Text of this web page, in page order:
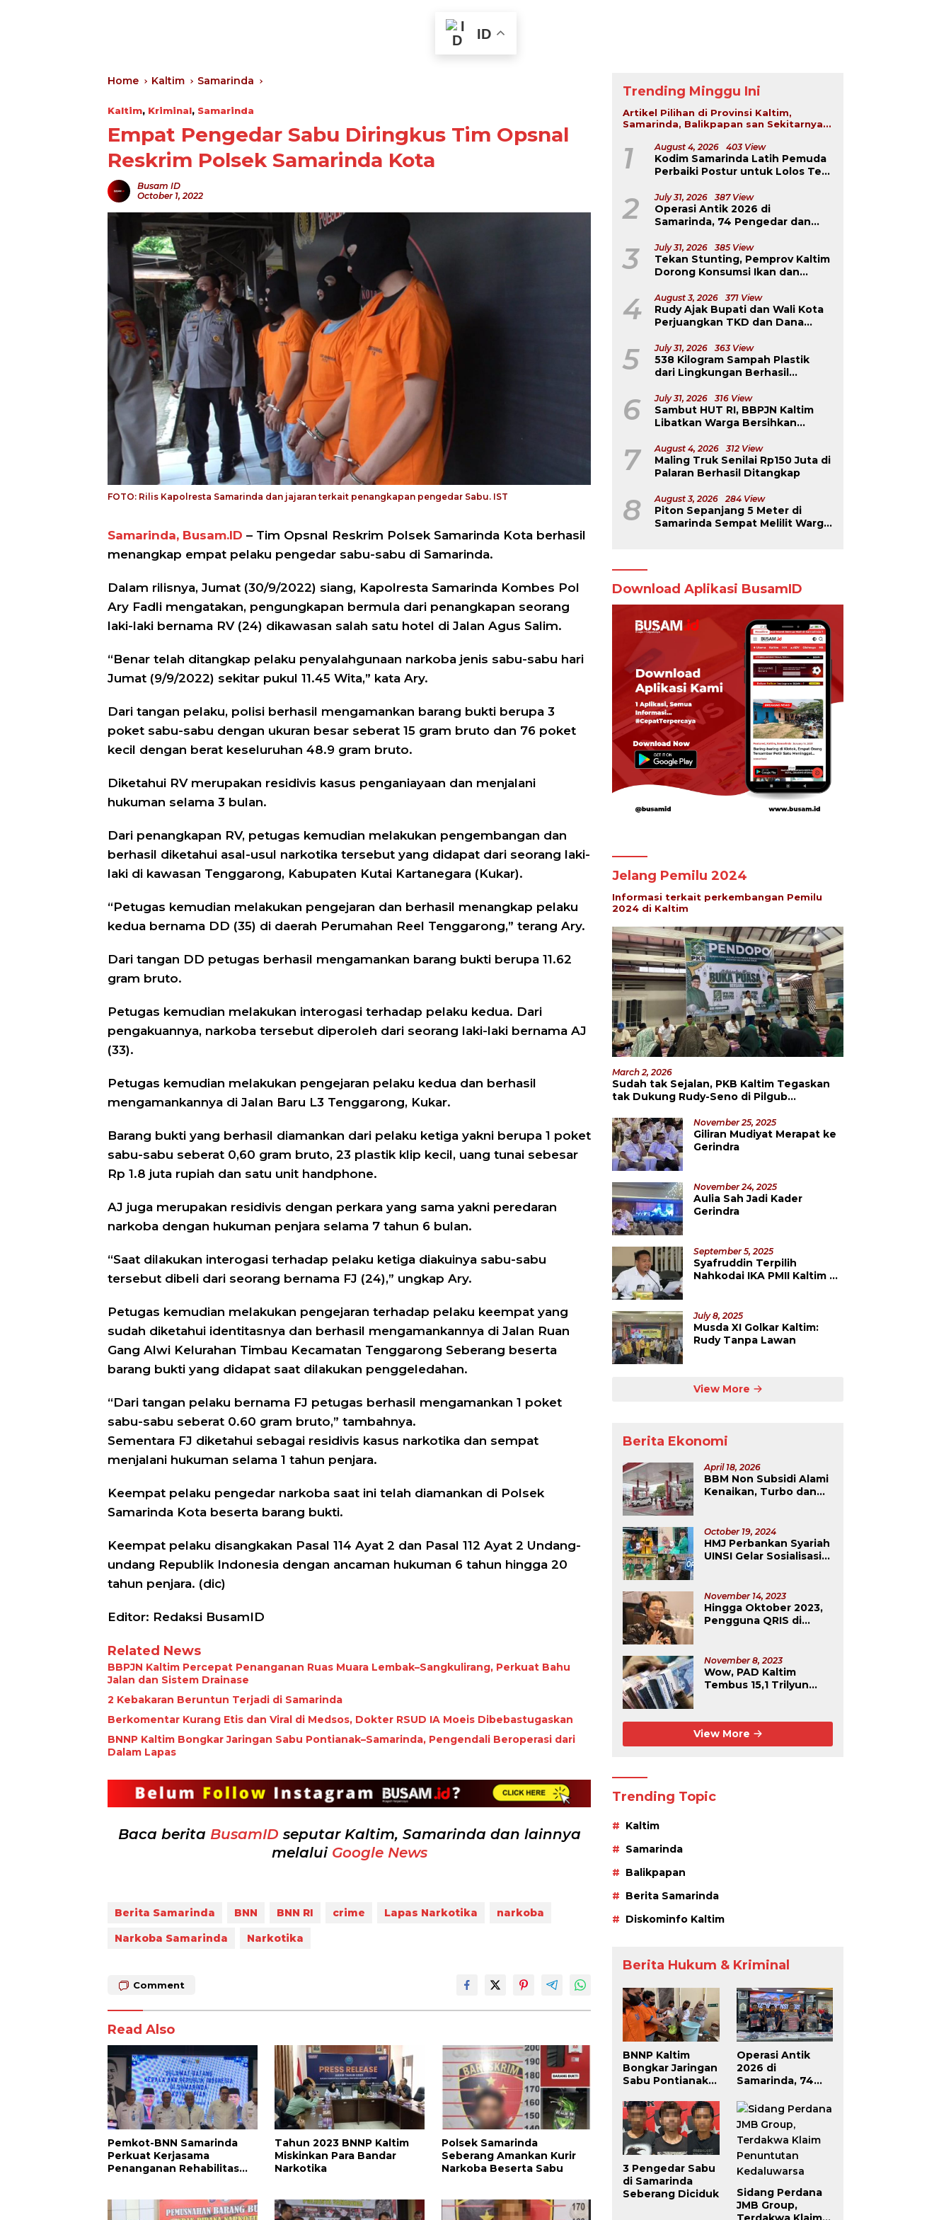
ID
Home Kaltim Samarinda
Kaltim, Kriminal, Samarinda
Empat Pengedar Sabu Diringkus Tim Opsnal
Reskrim Polsek Samarinda Kota
Busam ID
October 1, 2022
FOTO: Rilis Kapolresta Samarinda dan jajaran terkait penangkapan pengedar Sabu. IST
Samarinda, Busam.ID – Tim Opsnal Reskrim Polsek Samarinda Kota berhasil
menangkap empat pelaku pengedar sabu-sabu di Samarinda.
Dalam rilisnya, Jumat (30/9/2022) siang, Kapolresta Samarinda Kombes Pol
Ary Fadli mengatakan, pengungkapan bermula dari penangkapan seorang
laki-laki bernama RV (24) dikawasan salah satu hotel di Jalan Agus Salim.
“Benar telah ditangkap pelaku penyalahgunaan narkoba jenis sabu-sabu hari
Jumat (9/9/2022) sekitar pukul 11.45 Wita,” kata Ary.
Dari tangan pelaku, polisi berhasil mengamankan barang bukti berupa 3
poket sabu-sabu dengan ukuran besar seberat 15 gram bruto dan 76 poket
kecil dengan berat keseluruhan 48.9 gram bruto.
Diketahui RV merupakan residivis kasus penganiayaan dan menjalani
hukuman selama 3 bulan.
Dari penangkapan RV, petugas kemudian melakukan pengembangan dan
berhasil diketahui asal-usul narkotika tersebut yang didapat dari seorang laki-
laki di kawasan Tenggarong, Kabupaten Kutai Kartanegara (Kukar).
“Petugas kemudian melakukan pengejaran dan berhasil menangkap pelaku
kedua bernama DD (35) di daerah Perumahan Reel Tenggarong,” terang Ary.
Dari tangan DD petugas berhasil mengamankan barang bukti berupa 11.62
gram bruto.
Petugas kemudian melakukan interogasi terhadap pelaku kedua. Dari
pengakuannya, narkoba tersebut diperoleh dari seorang laki-laki bernama AJ
(33).
Petugas kemudian melakukan pengejaran pelaku kedua dan berhasil
mengamankannya di Jalan Baru L3 Tenggarong, Kukar.
Barang bukti yang berhasil diamankan dari pelaku ketiga yakni berupa 1 poket
sabu-sabu seberat 0,60 gram bruto, 23 plastik klip kecil, uang tunai sebesar
Rp 1.8 juta rupiah dan satu unit handphone.
AJ juga merupakan residivis dengan perkara yang sama yakni peredaran
narkoba dengan hukuman penjara selama 7 tahun 6 bulan.
“Saat dilakukan interogasi terhadap pelaku ketiga diakuinya sabu-sabu
tersebut dibeli dari seorang bernama FJ (24),” ungkap Ary.
Petugas kemudian melakukan pengejaran terhadap pelaku keempat yang
sudah diketahui identitasnya dan berhasil mengamankannya di Jalan Ruan
Gang Alwi Kelurahan Timbau Kecamatan Tenggarong Seberang beserta
barang bukti yang didapat saat dilakukan penggeledahan.
“Dari tangan pelaku bernama FJ petugas berhasil mengamankan 1 poket
sabu-sabu seberat 0.60 gram bruto,” tambahnya.
Sementara FJ diketahui sebagai residivis kasus narkotika dan sempat
menjalani hukuman selama 1 tahun penjara.
Keempat pelaku pengedar narkoba saat ini telah diamankan di Polsek
Samarinda Kota beserta barang bukti.
Keempat pelaku disangkakan Pasal 114 Ayat 2 dan Pasal 112 Ayat 2 Undang-
undang Republik Indonesia dengan ancaman hukuman 6 tahun hingga 20
tahun penjara. (dic)
Editor: Redaksi BusamID
Related News
BBPJN Kaltim Percepat Penanganan Ruas Muara Lembak–Sangkulirang, Perkuat Bahu
Jalan dan Sistem Drainase
2 Kebakaran Beruntun Terjadi di Samarinda
Berkomentar Kurang Etis dan Viral di Medsos, Dokter RSUD IA Moeis Dibebastugaskan
BNNP Kaltim Bongkar Jaringan Sabu Pontianak–Samarinda, Pengendali Beroperasi dari
Dalam Lapas
Baca berita BusamID seputar Kaltim, Samarinda dan lainnya
melalui Google News
Berita Samarinda BNN BNN RI crime Lapas Narkotika
narkoba
Narkoba Samarinda
Narkotika
Comment
Read Also
Pemkot-BNN Samarinda
Perkuat Kerjasama
Penanganan Rehabilitas
Tahun 2023 BNNP Kaltim
Miskinkan Para Bandar
Narkotika
Polsek Samarinda
Seberang Amankan Kurir
Narkoba Beserta Sabu
Trending Minggu Ini
Artikel Pilihan di Provinsi Kaltim,
Samarinda, Balikpapan san Sekitarnya...
1 August 4, 2026 403 View
Kodim Samarinda Latih Pemuda
Perbaiki Postur untuk Lolos Tes
2 July 31, 2026 387 View
Operasi Antik 2026 di
Samarinda, 74 Pengedar dan
3 July 31, 2026 385 View
Tekan Stunting, Pemprov Kaltim
Dorong Konsumsi Ikan dan
4 August 3, 2026 371 View
Rudy Ajak Bupati dan Wali Kota
Perjuangkan TKD dan Dana
5 July 31, 2026 363 View
538 Kilogram Sampah Plastik
dari Lingkungan Berhasil
6 July 31, 2026 316 View
Sambut HUT RI, BBPJN Kaltim
Libatkan Warga Bersihkan
Derawan
7 August 4, 2026 312 View
Maling Truk Senilai Rp150 Juta di
Palaran Berhasil Ditangkap
8 August 3, 2026 284 View
Piton Sepanjang 5 Meter di
Samarinda Sempat Melilit Warga
Download Aplikasi BusamID
Jelang Pemilu 2024
Informasi terkait perkembangan Pemilu
2024 di Kaltim
March 2, 2026
Sudah tak Sejalan, PKB Kaltim Tegaskan
tak Dukung Rudy-Seno di Pilgub
November 25, 2025
Giliran Mudiyat Merapat ke
Gerindra
November 24, 2025
Aulia Sah Jadi Kader
Gerindra
September 5, 2025
Syafruddin Terpilih
Nahkodai IKA PMII Kaltim 5
July 8, 2025
Musda XI Golkar Kaltim:
Rudy Tanpa Lawan
View More
Berita Ekonomi
April 18, 2026
BBM Non Subsidi Alami
Kenaikan, Turbo dan
October 19, 2024
HMJ Perbankan Syariah
UINSI Gelar Sosialisasi
November 14, 2023
Hingga Oktober 2023,
Pengguna QRIS di
Kalimantan
November 8, 2023
Wow, PAD Kaltim
Tembus 15,1 Trilyun
View More
Trending Topic
Kaltim
Samarinda
Balikpapan
Berita Samarinda
Diskominfo Kaltim
Berita Hukum & Kriminal
BNNP Kaltim
Bongkar Jaringan
Sabu Pontianak–
Pengendali
Beroperasi dari
Dalam Lapas
Operasi Antik
2026 di
Samarinda, 74
Pemakai Berhasil
Diciduk
3 Pengedar Sabu
di Samarinda
Seberang Diciduk
Sidang Perdana
JMB Group,